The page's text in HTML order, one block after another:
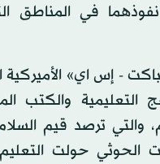
في المناطق
- إس اي»
التعليمية والكتب
والتي ترصد قيم
الحوثي حولت